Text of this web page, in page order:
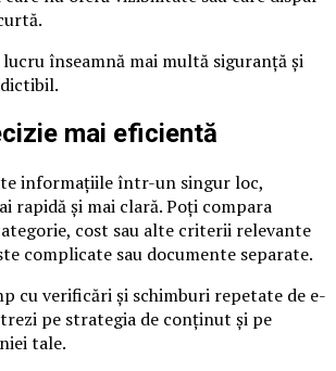
înseamnă mai multă siguranță și
mai eficientă
informațiile într-un singur loc,
rapidă și mai clară. Poți compara
cost sau alte criterii relevante
complicate sau documente separate.
cu verificări și schimburi repetate de e-
pe strategia de conținut și pe
tale.